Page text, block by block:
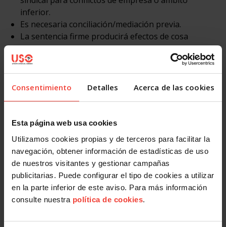
Consentimiento Detalles Acerca de las cookies
Esta página web usa cookies
Utilizamos cookies propias y de terceros para facilitar la
navegación, obtener información de estadísticas de uso
de nuestros visitantes y gestionar campañas
publicitarias. Puede configurar el tipo de cookies a utilizar
en la parte inferior de este aviso. Para más información
consulte nuestra política de cookies.
inferior.
Es necesaria conciliación/mediación previa.
La sentencia firme producirá efectos de cosa
juzgada sobre los procesos individuales, que
quedarán en suspenso durante la tramitación del
conflicto.
Cabe recurso contra la sentencia.
impugnación individual si finaliza sin acuerdo a
través del artículo 138 de la Ley de Jurisdicción
Social (LJS)?
No se suspende la ejecutividad de la decisión
empresarial salvo que se solicite y prospere una
medida cautelar de suspensión de la modificación
En caso de que se presente demanda por conflicto